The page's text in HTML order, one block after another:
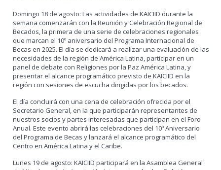
Domingo 18 de agosto: Las actividades de KAICIID durante la
semana comenzarán con la Reunión y Celebración Regional de
Becados, la primera de una serie de celebraciones regionales
que marcan el 10º aniversario del Programa Internacional de
Becas en 2025. El día se dedicará a realizar una evaluación de las
necesidades de la región de América Latina, participar en un
panel de debate con Religiones por la Paz América Latina, y
presentar el alcance programático previsto de KAICIID en la
región con sesiones de escucha dirigidas por los becados.
El día concluirá con una cena de celebración ofrecida por el
Secretario General, en la que participarán representantes de
nuestros socios y partes interesadas que participan en el Foro
Anual. Este evento abrirá las celebraciones del 10º Aniversario
del Programa de Becas y lanzará el alcance programático del
Centro en América Latina y el Caribe.
Lunes 19 de agosto: KAICIID participará en la Asamblea General